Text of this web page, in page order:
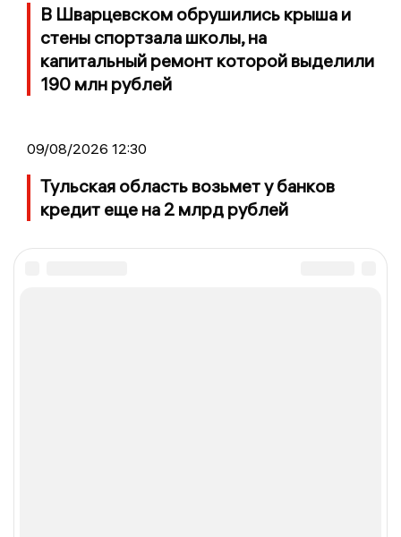
В Шварцевском обрушились крыша и
стены спортзала школы, на
капитальный ремонт которой выделили
190 млн рублей
09/08/2026 12:30
Тульская область возьмет у банков
кредит еще на 2 млрд рублей